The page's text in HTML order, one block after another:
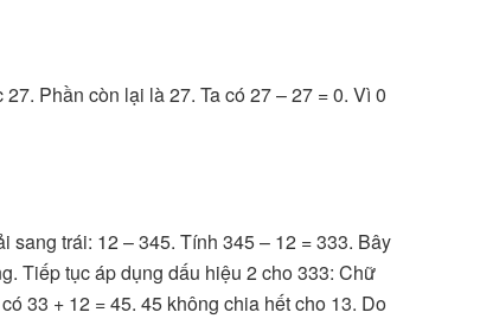
Phần còn lại là 27. Ta có 27 – 27 = 0. Vì 0
trái: 12 – 345. Tính 345 – 12 = 333. Bây
Tiếp tục áp dụng dấu hiệu 2 cho 333: Chữ
33 + 12 = 45. 45 không chia hết cho 13. Do